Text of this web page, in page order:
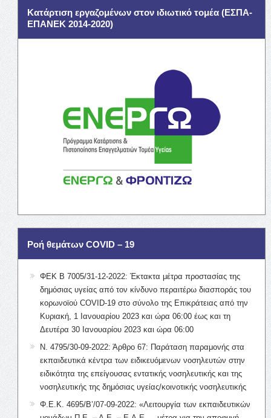
Κατάρτιση εργαζομένων στον ιδιωτικό τομέα (ΕΣΠΑ-
ΕΠΑΝΕΚ 2014-2020)
Ροή θεμάτων COVID – 19
ΦΕΚ Β 7005/31-12-2022: Έκτακτα μέτρα προστασίας της
δημόσιας υγείας από τον κίνδυνο περαιτέρω διασποράς του
κορωνοϊού COVID-19 στο σύνολο της Επικράτειας από την
Κυριακή, 1 Ιανουαρίου 2023 και ώρα 06:00 έως και τη
Δευτέρα 30 Ιανουαρίου 2023 και ώρα 06:00
Ν. 4795/30-09-2022: Άρθρο 67: Παράταση παραμονής στα
εκπαιδευτικά κέντρα των ειδικευόμενων νοσηλευτών στην
ειδικότητα της επείγουσας εντατικής νοσηλευτικής και της
νοσηλευτικής της δημόσιας υγείας/κοινοτικής νοσηλευτικής
Φ.Ε.Κ. 4695/Β’/07-09-2022: «Λειτουργία των εκπαιδευτικών